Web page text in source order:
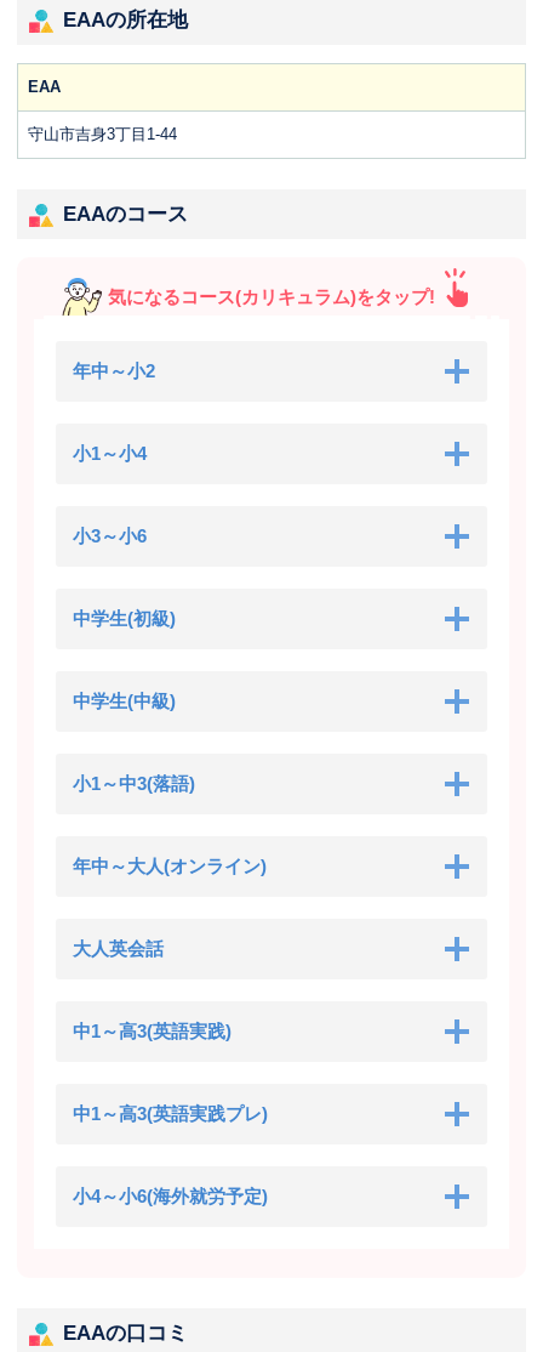
EAAの所在地
EAA
守山市吉身3丁目1-44
EAAのコース
気になるコース(カリキュラム)をタップ!
年中～小2
小1～小4
小3～小6
中学生(初級)
中学生(中級)
小1～中3(落語)
年中～大人(オンライン)
大人英会話
中1～高3(英語実践)
中1～高3(英語実践プレ)
小4～小6(海外就労予定)
EAAの口コミ